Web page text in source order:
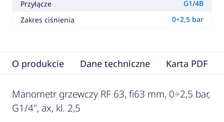
Przyłącze
G1/4B
Zakres ciśnienia
0÷2,5 bar
O produkcie Dane techniczne Karta PDF
Manometr grzewczy RF 63, fi63 mm, 0÷2,5 bar,
G1/4", ax, kl. 2,5